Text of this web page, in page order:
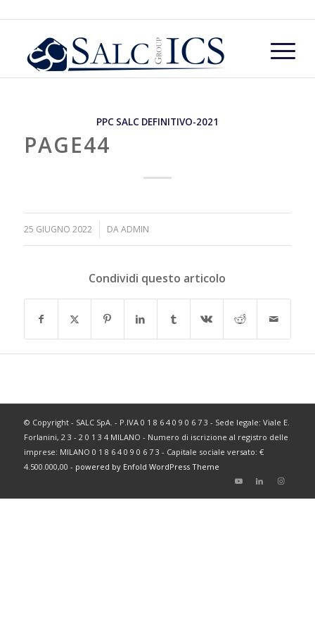
PPC SALC DEFINITIVO-2021
PAGE44
25 GIUGNO 2022 DAADMIN
Condividi questo articolo
© Copyright - SALC SpA. - P.IVA 0 1 8 6 4 0 9 0 6 7 3 - Sede legale: Viale E.
Forlanini, 2 3 - 2 0 1 3 4 MILANO - Numero di iscrizione al registro delle
imprese: MILANO 0 1 8 6 4 0 9 0 6 7 3 - Capitale sociale versato: €
4.500.000,00 - powered by Enfold WordPress Theme